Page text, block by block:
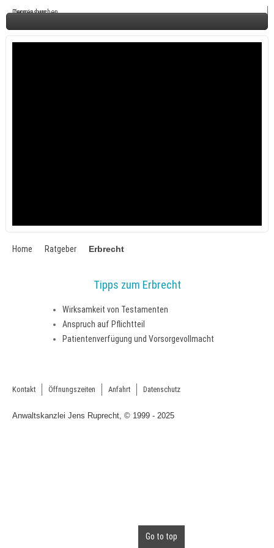
Home Ratgeber Erbrecht
Tipps zum Erbrecht
Wirksamkeit von Testamenten
Anspruch auf Pflichtteil
Patientenverfügung und Vorsorgevollmacht
Kontakt Öffnungszeiten
Termin buchen
Anfahrt
Impressum
Datenschutz
Anwaltskanzlei Jens Ruprecht, © 1999 - 2025
Go to top